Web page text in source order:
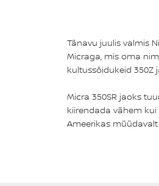
Tänavu juulis valmis
Micraga, mis oma
kultussõidukeid 350Z
Micra 350SR jaoks
kiirendada vähem kui
Ameerikas müüdavalt